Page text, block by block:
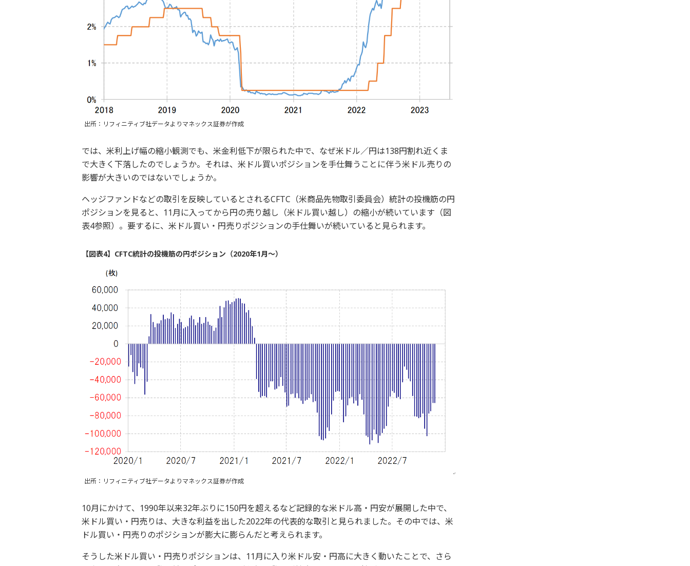
出所：リフィニティブ社データよりマネックス証券が作成
では、米利上げ幅の縮小観測でも、米金利低下が限られた中で、なぜ米ドル／円は138円割れ近くま
で大きく下落したのでしょうか。それは、米ドル買いポジションを手仕舞うことに伴う米ドル売りの
影響が大きいのではないでしょうか。
ヘッジファンドなどの取引を反映しているとされるCFTC（米商品先物取引委員会）統計の投機筋の円
ポジションを見ると、11月に入ってから円の売り越し（米ドル買い越し）の縮小が続いています（図
表4参照）。要するに、米ドル買い・円売りポジションの手仕舞いが続いていると見られます。
【図表4】CFTC統計の投機筋の円ポジション（2020年1月～）
出所：リフィニティブ社データよりマネックス証券が作成
10月にかけて、1990年以来32年ぶりに150円を超えるなど記録的な米ドル高・円安が展開した中で、
米ドル買い・円売りは、大きな利益を出した2022年の代表的な取引と見られました。その中では、米
ドル買い・円売りのポジションが膨大に膨らんだと考えられます。
そうした米ドル買い・円売りポジションは、11月に入り米ドル安・円高に大きく動いたことで、さら